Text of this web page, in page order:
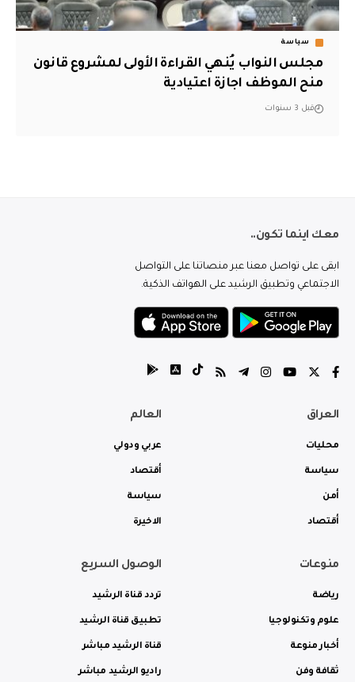
سياسة
مجلس النواب يُنهي القراءة الأولى لمشروع قانون
منح الموظف اجازة اعتيادية
قبل 3 سنوات
معك اينما تكون..
ابقى على تواصل معنا عبر منصاتنا على التواصل
الاجتماعي وتطبيق الرشيد على الهواتف الذكية.
العراق
محليات
سياسة
أمن
أقتصاد
العالم
عربي ودولي
أقتصاد
سياسة
الاخيرة
منوعات
رياضة
علوم وتكنولوجيا
أخبار منوعة
ثقافة وفن
الوصول السريع
تردد قناة الرشيد
تطبيق قناة الرشيد
قناة الرشيد مباشر
راديو الرشيد مباشر